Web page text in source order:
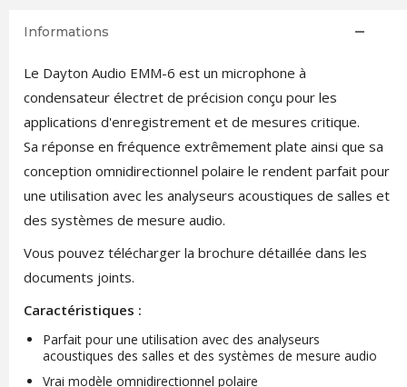
Informations
Le Dayton Audio EMM-6 est un microphone à
condensateur électret de précision conçu pour les
applications d'enregistrement et de mesures critique.
Sa réponse en fréquence extrêmement plate ainsi que sa
conception omnidirectionnel polaire le rendent parfait pour
une utilisation avec les analyseurs acoustiques de salles et
des systèmes de mesure audio.
Vous pouvez télécharger la brochure détaillée dans les
documents joints.
Caractéristiques :
Parfait pour une utilisation avec des analyseurs
acoustiques des salles et des systèmes de mesure audio
Vrai modèle omnidirectionnel polaire